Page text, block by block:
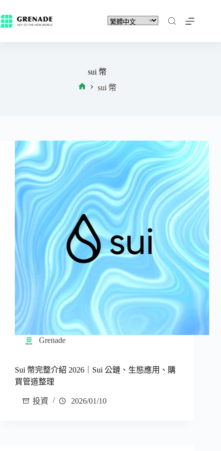
sui 幣
sui 幣
Grenade
Sui 幣完整介紹 2026｜Sui 公鏈、生態應用、購
買管道整理
投資 2026/01/10